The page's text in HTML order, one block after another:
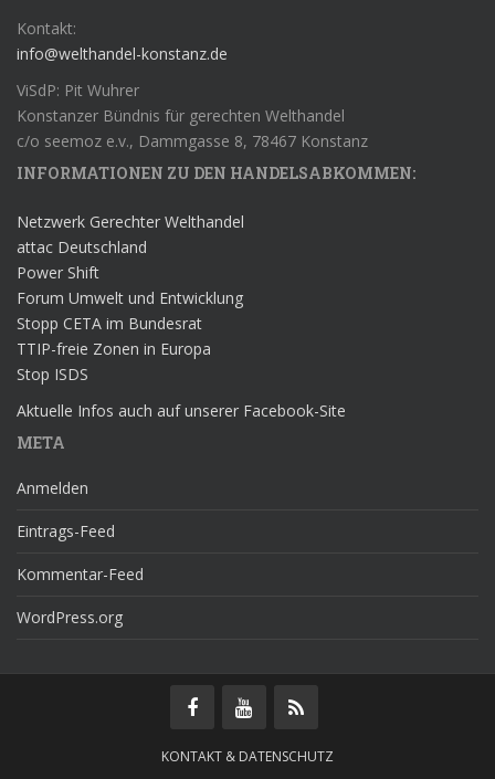
Kontakt:
info@welthandel-konstanz.de
ViSdP: Pit Wuhrer
Konstanzer Bündnis für gerechten Welthandel
c/o seemoz e.v., Dammgasse 8, 78467 Konstanz
INFORMATIONEN ZU DEN HANDELSABKOMMEN:
Netzwerk Gerechter Welthandel
attac Deutschland
Power Shift
Forum Umwelt und Entwicklung
Stopp CETA im Bundesrat
TTIP-freie Zonen in Europa
Stop ISDS
Aktuelle Infos auch auf unserer Facebook-Site
META
Anmelden
Eintrags-Feed
Kommentar-Feed
WordPress.org
KONTAKT & DATENSCHUTZ